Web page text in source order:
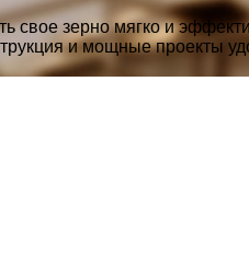
свое зерно мягко и
и мощные проекты